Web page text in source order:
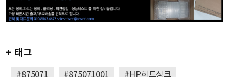
+ 태그
#875071 #875071001
#HP히트싱크